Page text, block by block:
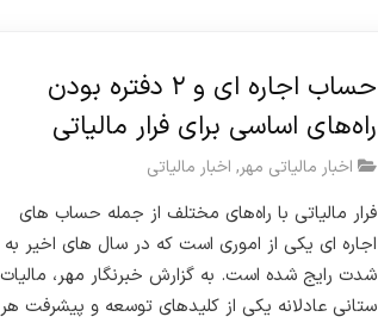
حساب اجاره ای و ۲ دفتره بودن
راه‌های اساسی برای فرار مالیاتی
اخبار مالیاتی مهر, اخبار مالیاتی
فرار مالیاتی با راه‌های مختلف از جمله حساب های
اجاره ای یکی از اموری است که در سال های اخیر به
شدت رایج شده است. به گزارش خبرنگار مهر، مالیات
ستانی عادلانه یکی از کلیدهای توسعه و پیشرفت هر